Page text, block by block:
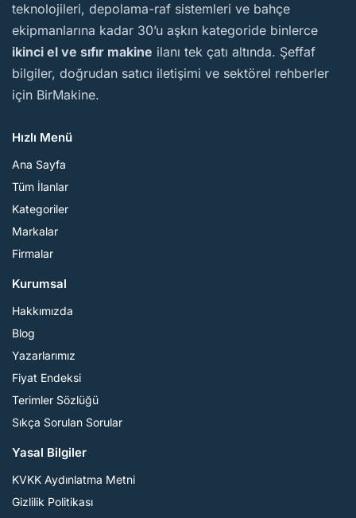
teknolojileri, depolama-raf sistemleri ve bahçe
ekipmanlarına kadar 30’u aşkın kategoride binlerce
ikinci el ve sıfır makine ilanı tek çatı altında. Şeffaf
bilgiler, doğrudan satıcı iletişimi ve sektörel rehberler
için BirMakine.
Hızlı Menü
Ana Sayfa
Tüm İlanlar
Kategoriler
Markalar
Firmalar
Kurumsal
Hakkımızda
Blog
Yazarlarımız
Fiyat Endeksi
Terimler Sözlüğü
Sıkça Sorulan Sorular
Yasal Bilgiler
KVKK Aydınlatma Metni
Gizlilik Politikası